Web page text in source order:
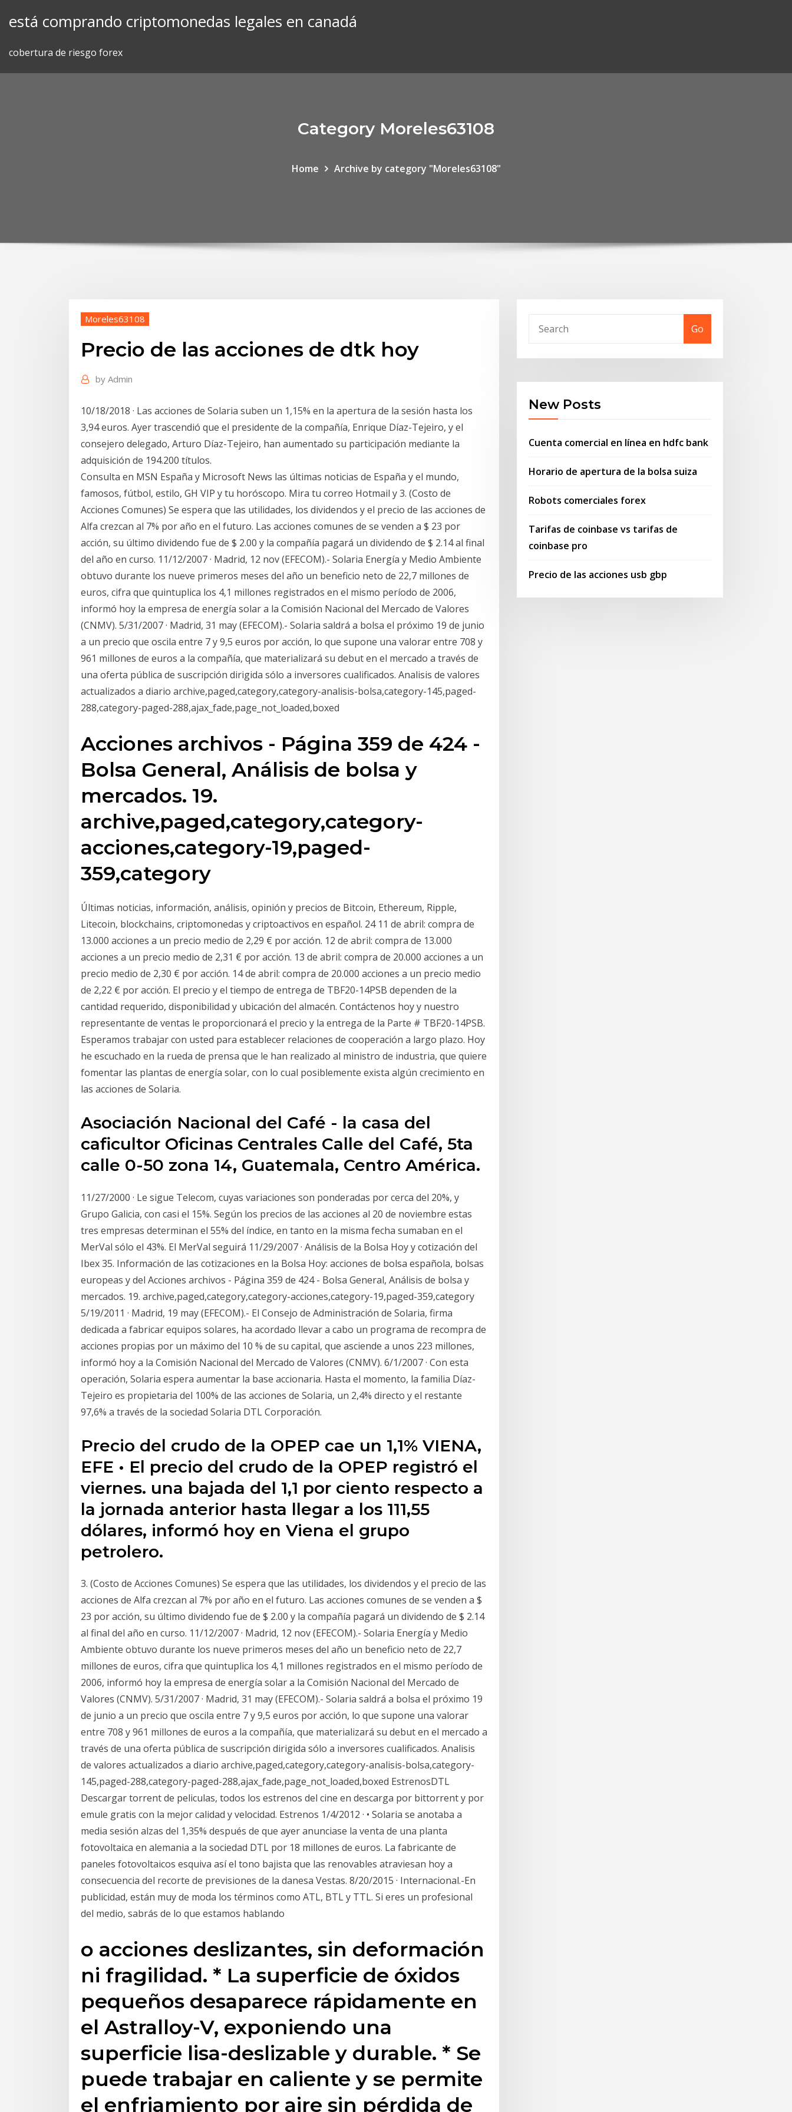
está comprando criptomonedas legales en canadá
cobertura de riesgo forex
Category Moreles63108
Home Archive by category "Moreles63108"
Moreles63108
Precio de las acciones de dtk hoy
by Admin
10/18/2018 · Las acciones de Solaria suben un 1,15% en la apertura de la sesión hasta los
3,94 euros. Ayer trascendió que el presidente de la compañía, Enrique Díaz-Tejeiro, y el
consejero delegado, Arturo Díaz-Tejeiro, han aumentado su participación mediante la
adquisición de 194.200 títulos.
Consulta en MSN España y Microsoft News las últimas noticias de España y el mundo,
famosos, fútbol, estilo, GH VIP y tu horóscopo. Mira tu correo Hotmail y 3. (Costo de
Acciones Comunes) Se espera que las utilidades, los dividendos y el precio de las acciones de
Alfa crezcan al 7% por año en el futuro. Las acciones comunes de se venden a $ 23 por
acción, su último dividendo fue de $ 2.00 y la compañía pagará un dividendo de $ 2.14 al final
del año en curso. 11/12/2007 · Madrid, 12 nov (EFECOM).- Solaria Energía y Medio Ambiente
obtuvo durante los nueve primeros meses del año un beneficio neto de 22,7 millones de
euros, cifra que quintuplica los 4,1 millones registrados en el mismo período de 2006,
informó hoy la empresa de energía solar a la Comisión Nacional del Mercado de Valores
(CNMV). 5/31/2007 · Madrid, 31 may (EFECOM).- Solaria saldrá a bolsa el próximo 19 de junio
a un precio que oscila entre 7 y 9,5 euros por acción, lo que supone una valorar entre 708 y
961 millones de euros a la compañía, que materializará su debut en el mercado a través de
una oferta pública de suscripción dirigida sólo a inversores cualificados. Analisis de valores
actualizados a diario archive,paged,category,category-analisis-bolsa,category-145,paged-
288,category-paged-288,ajax_fade,page_not_loaded,boxed
Acciones archivos - Página 359 de 424 -
Bolsa General, Análisis de bolsa y
mercados. 19.
archive,paged,category,category-
acciones,category-19,paged-
359,category
Últimas noticias, información, análisis, opinión y precios de Bitcoin, Ethereum, Ripple,
Litecoin, blockchains, criptomonedas y criptoactivos en español. 24 11 de abril: compra de
13.000 acciones a un precio medio de 2,29 € por acción. 12 de abril: compra de 13.000
acciones a un precio medio de 2,31 € por acción. 13 de abril: compra de 20.000 acciones a un
precio medio de 2,30 € por acción. 14 de abril: compra de 20.000 acciones a un precio medio
de 2,22 € por acción. El precio y el tiempo de entrega de TBF20-14PSB dependen de la
cantidad requerido, disponibilidad y ubicación del almacén. Contáctenos hoy y nuestro
representante de ventas le proporcionará el precio y la entrega de la Parte # TBF20-14PSB.
Esperamos trabajar con usted para establecer relaciones de cooperación a largo plazo. Hoy
he escuchado en la rueda de prensa que le han realizado al ministro de industria, que quiere
fomentar las plantas de energía solar, con lo cual posiblemente exista algún crecimiento en
las acciones de Solaria.
Asociación Nacional del Café - la casa del
caficultor Oficinas Centrales Calle del Café, 5ta
calle 0-50 zona 14, Guatemala, Centro América.
11/27/2000 · Le sigue Telecom, cuyas variaciones son ponderadas por cerca del 20%, y
Grupo Galicia, con casi el 15%. Según los precios de las acciones al 20 de noviembre estas
tres empresas determinan el 55% del índice, en tanto en la misma fecha sumaban en el
MerVal sólo el 43%. El MerVal seguirá 11/29/2007 · Análisis de la Bolsa Hoy y cotización del
Ibex 35. Información de las cotizaciones en la Bolsa Hoy: acciones de bolsa española, bolsas
europeas y del Acciones archivos - Página 359 de 424 - Bolsa General, Análisis de bolsa y
mercados. 19. archive,paged,category,category-acciones,category-19,paged-359,category
5/19/2011 · Madrid, 19 may (EFECOM).- El Consejo de Administración de Solaria, firma
dedicada a fabricar equipos solares, ha acordado llevar a cabo un programa de recompra de
acciones propias por un máximo del 10 % de su capital, que asciende a unos 223 millones,
informó hoy a la Comisión Nacional del Mercado de Valores (CNMV). 6/1/2007 · Con esta
operación, Solaria espera aumentar la base accionaria. Hasta el momento, la familia Díaz-
Tejeiro es propietaria del 100% de las acciones de Solaria, un 2,4% directo y el restante
97,6% a través de la sociedad Solaria DTL Corporación.
Precio del crudo de la OPEP cae un 1,1% VIENA,
EFE • El precio del crudo de la OPEP registró el
viernes. una bajada del 1,1 por ciento respecto a
la jornada anterior hasta llegar a los 111,55
dólares, informó hoy en Viena el grupo
petrolero.
3. (Costo de Acciones Comunes) Se espera que las utilidades, los dividendos y el precio de las
acciones de Alfa crezcan al 7% por año en el futuro. Las acciones comunes de se venden a $
23 por acción, su último dividendo fue de $ 2.00 y la compañía pagará un dividendo de $ 2.14
al final del año en curso. 11/12/2007 · Madrid, 12 nov (EFECOM).- Solaria Energía y Medio
Ambiente obtuvo durante los nueve primeros meses del año un beneficio neto de 22,7
millones de euros, cifra que quintuplica los 4,1 millones registrados en el mismo período de
2006, informó hoy la empresa de energía solar a la Comisión Nacional del Mercado de
Valores (CNMV). 5/31/2007 · Madrid, 31 may (EFECOM).- Solaria saldrá a bolsa el próximo 19
de junio a un precio que oscila entre 7 y 9,5 euros por acción, lo que supone una valorar
entre 708 y 961 millones de euros a la compañía, que materializará su debut en el mercado a
través de una oferta pública de suscripción dirigida sólo a inversores cualificados. Analisis
de valores actualizados a diario archive,paged,category,category-analisis-bolsa,category-
145,paged-288,category-paged-288,ajax_fade,page_not_loaded,boxed EstrenosDTL
Descargar torrent de peliculas, todos los estrenos del cine en descarga por bittorrent y por
emule gratis con la mejor calidad y velocidad. Estrenos 1/4/2012 · • Solaria se anotaba a
media sesión alzas del 1,35% después de que ayer anunciase la venta de una planta
fotovoltaica en alemania a la sociedad DTL por 18 millones de euros. La fabricante de
paneles fotovoltaicos esquiva así el tono bajista que las renovables atraviesan hoy a
consecuencia del recorte de previsiones de la danesa Vestas. 8/20/2015 · Internacional.-En
publicidad, están muy de moda los términos como ATL, BTL y TTL. Si eres un profesional
del medio, sabrás de lo que estamos hablando
o acciones deslizantes, sin deformación
ni fragilidad. * La superficie de óxidos
pequeños desaparece rápidamente en
el Astralloy-V, exponiendo una
superficie lisa-deslizable y durable. * Se
puede trabajar en caliente y se permite
el enfriamiento por aire sin pérdida de
Go
New Posts
Cuenta comercial en línea en hdfc bank
Horario de apertura de la bolsa suiza
Robots comerciales forex
Tarifas de coinbase vs tarifas de
coinbase pro
Precio de las acciones usb gbp